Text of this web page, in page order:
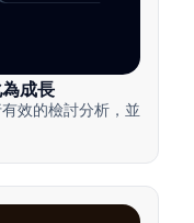
成長
效的檢討分析，並